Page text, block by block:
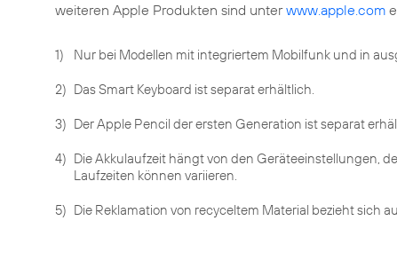
weiteren Apple Produkten sind unterwww.apple.com
1) Nur bei Modellen mit integriertem Mobilfunk und in
2) Das Smart Keyboard ist separat erhältlich.
3) Der Apple Pencil der ersten Generation ist separat
4) Die Akkulaufzeit hängt von den Geräteeinstellungen,
Laufzeiten können variieren.
5) Die Reklamation von recyceltem Material bezieht sich